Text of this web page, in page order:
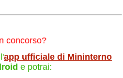
concorso?
app ufficiale di Mininterno
e potrai: